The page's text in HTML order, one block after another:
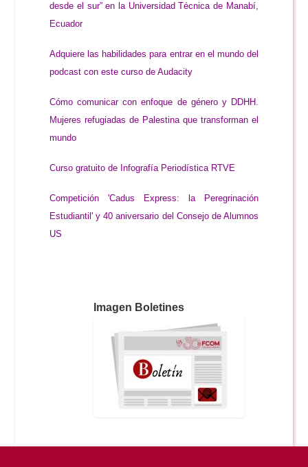
desde el sur” en la Universidad Técnica de Manabí,
Ecuador
Adquiere las habilidades para entrar en el mundo del
podcast con este curso de Audacity
Cómo comunicar con enfoque de género y DDHH.
Mujeres refugiadas de Palestina que transforman el
mundo
Curso gratuito de Infografía Periodística RTVE
Competición 'Cadus Express: la Peregrinación
Estudiantil' y 40 aniversario del Consejo de Alumnos
US
Imagen Boletines